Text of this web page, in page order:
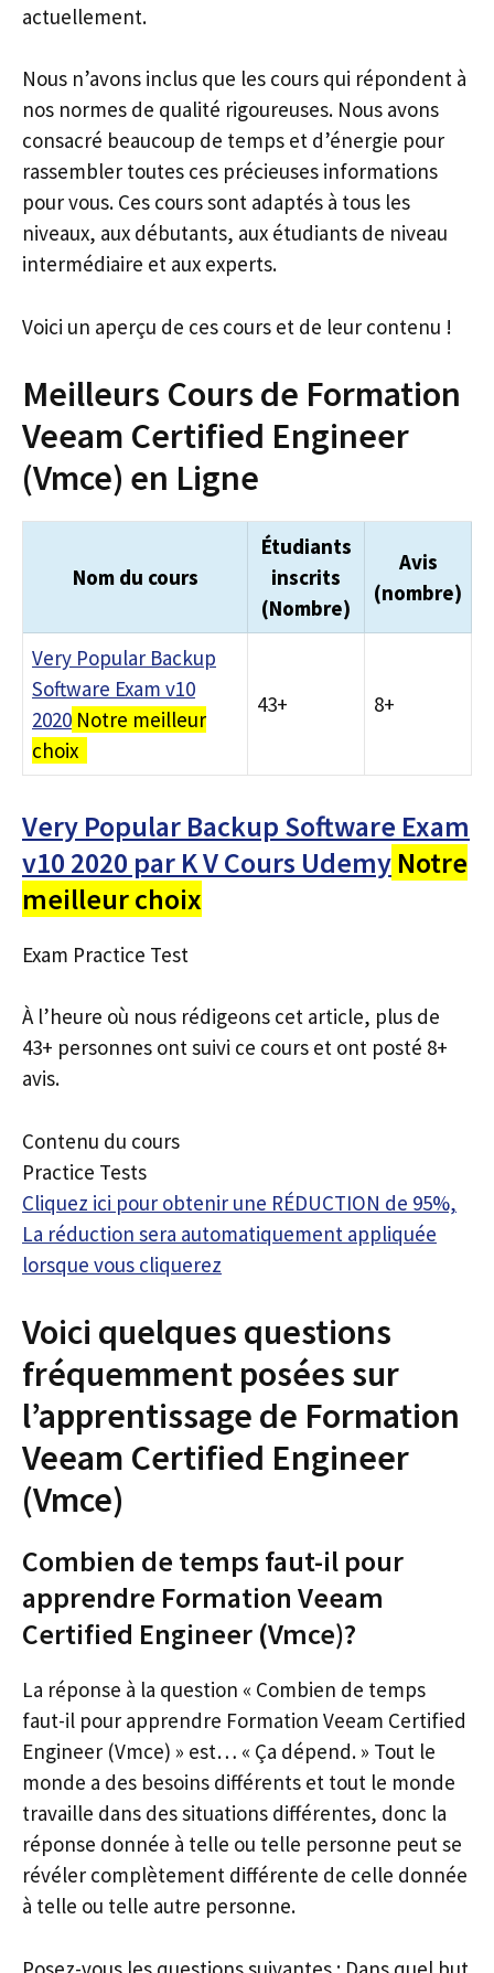
actuellement.
Nous n’avons inclus que les cours qui répondent à
nos normes de qualité rigoureuses. Nous avons
consacré beaucoup de temps et d’énergie pour
rassembler toutes ces précieuses informations
pour vous. Ces cours sont adaptés à tous les
niveaux, aux débutants, aux étudiants de niveau
intermédiaire et aux experts.
Voici un aperçu de ces cours et de leur contenu !
Meilleurs Cours de Formation
Veeam Certified Engineer
(Vmce) en Ligne
Nom du cours
Étudiants
inscrits
(Nombre)
Avis
(nombre)
Very Popular Backup
Software Exam v10
2020 Notre meilleur
choix
43+ 8+
Very Popular Backup Software Exam
v10 2020 par K V Cours Udemy Notre
meilleur choix
Exam Practice Test
À l’heure où nous rédigeons cet article, plus de
43+ personnes ont suivi ce cours et ont posté 8+
avis.
Contenu du cours
Practice Tests
Cliquez ici pour obtenir une RÉDUCTION de 95%,
La réduction sera automatiquement appliquée
lorsque vous cliquerez
Voici quelques questions
fréquemment posées sur
l’apprentissage de Formation
Veeam Certified Engineer
(Vmce)
Combien de temps faut-il pour
apprendre Formation Veeam
Certified Engineer (Vmce)?
La réponse à la question « Combien de temps
faut-il pour apprendre Formation Veeam Certified
Engineer (Vmce) » est… « Ça dépend. » Tout le
monde a des besoins différents et tout le monde
travaille dans des situations différentes, donc la
réponse donnée à telle ou telle personne peut se
révéler complètement différente de celle donnée
à telle ou telle autre personne.